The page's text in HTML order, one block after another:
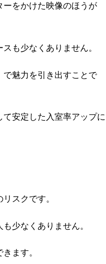
をかけた映像のほうが
も少なくありません。
魅力を引き出すことで
安定した入室率アップに
スクです。
少なくありません。
ます。